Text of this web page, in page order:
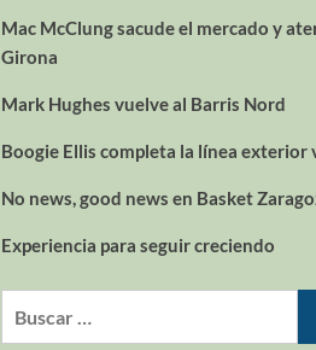
Mac McClung sacude el mercado y
Girona
Mark Hughes vuelve al Barris Nord
Boogie Ellis completa la línea exterior
No news, good news en Basket
Experiencia para seguir creciendo